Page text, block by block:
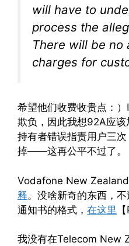
will have to
process the
There will be no
charges for
希望他们收费收贵点：
欺负，因此我想92A应
持有者错误指责用户三
掉——这再公平不过了。
Vodafone New
释。没啥新奇的东西，
通知书的格式， 在这里
我没有在Telecom New